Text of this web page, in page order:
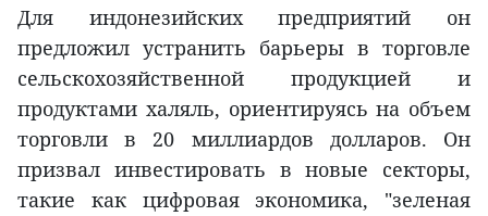
Для индонезийских предприятий он
предложил устранить барьеры в торговле
сельскохозяйственной продукцией и
продуктами халяль, ориентируясь на объем
торговли в 20 миллиардов долларов. Он
призвал инвестировать в новые секторы,
такие как цифровая экономика, "зеленая